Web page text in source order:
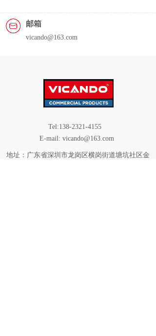
邮箱
vicando@163.com
地址： 广东省深圳市龙岗区横岗街道塘坑社区金
Tel:138-2321-4155
E-mail: vicando@163.com